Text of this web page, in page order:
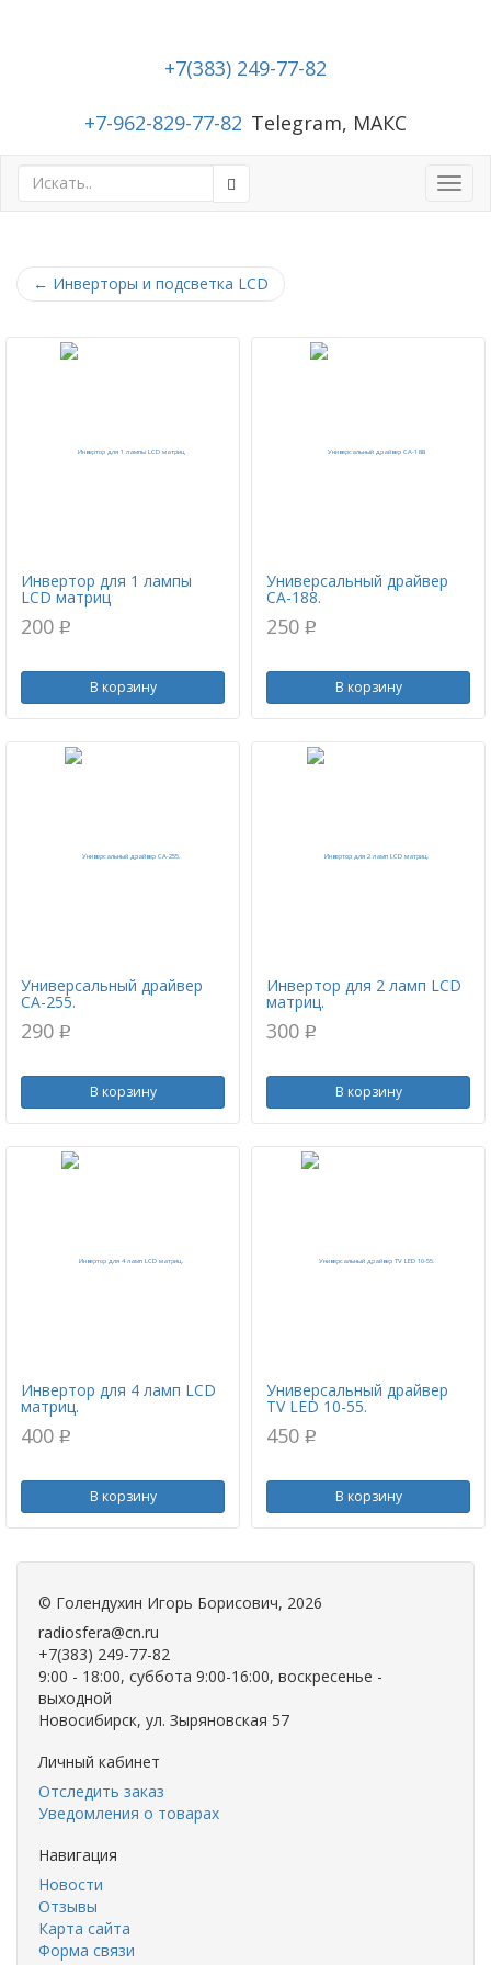
+7(383) 249-77-82
+7-962-829-77-82 Telegram, МАКС
← Инверторы и подсветка LCD
Инвертор для 1 лампы
LCD матриц
200 p
В корзину
Универсальный драйвер
CA-188.
250 p
В корзину
Универсальный драйвер
CA-255.
290 p
В корзину
Инвертор для 2 ламп LCD
матриц.
300 p
В корзину
Инвертор для 4 ламп LCD
матриц.
400 p
В корзину
Универсальный драйвер
TV LED 10-55.
450 p
В корзину
© Голендухин Игорь Борисович, 2026
radiosfera@cn.ru
+7(383) 249-77-82
9:00 - 18:00, суббота 9:00-16:00, воскресенье -
выходной
Новосибирск, ул. Зыряновская 57
Личный кабинет
Отследить заказ
Уведомления о товарах
Навигация
Новости
Отзывы
Карта сайта
Форма связи